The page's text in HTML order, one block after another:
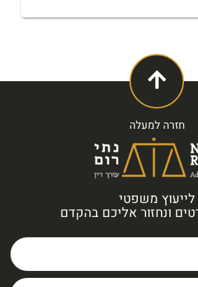
חזרה למעלה
לייעוץ משפטי
ונחזור אליכם בהקדם